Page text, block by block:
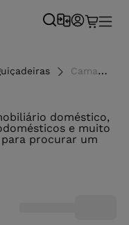
Camas de rede e espreguiçadeira - Conforama
doméstico,
e muito
procurar um